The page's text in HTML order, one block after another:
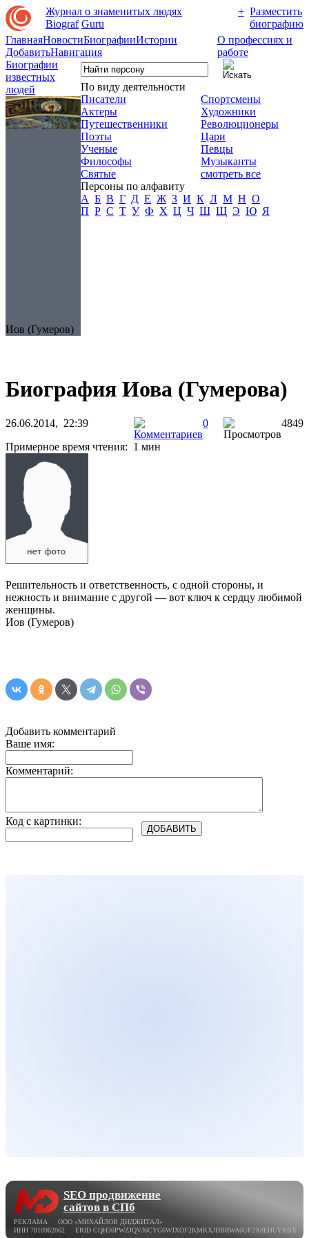
Журнал о знаменитых людях
Biograf Guru
+ Разместить
биографию
ГлавнаяНовостиБиографииИстории
ДобавитьНавигация
О профессиях и
работе
Биографии
известных
людей
Иов (Гумеров)
По виду деятельности
Писатели
Актеры
Путешественники
Поэты
Ученые
Философы
Святые
Спортсмены
Художники
Революционеры
Цари
Певцы
Музыканты
смотреть все
Персоны по алфавиту
А Б В Г Д Е Ж З И К Л М Н О
П Р С Т У Ф Х Ц Ч Ш Щ Э Ю Я
Биография Иова (Гумерова)
26.06.2014, 22:39 0
4849
Примерное время чтения: 1 мин
Решительность и ответственность, с одной стороны, и
нежность и внимание с другой — вот ключ к сердцу любимой
женщины.
Иов (Гумеров)
Добавить комментарий
Ваше имя:
Комментарий:
Код с картинки:
SEO продвижение
сайтов в СПб
РЕКЛАМА ООО «МИХАЙЛОВ ДИДЖИТАЛ»
ИНН 7810962062 ERID CQH36PWZJQVJ6CYG6WJXOF2KMRXJDBRWA6UF2X8EHUYKBX